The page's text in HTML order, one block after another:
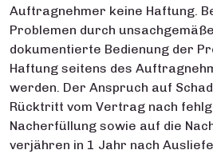
Auftragnehmer keine Haftung.
Problemen durch
dokumentierte Bedienung der
Haftung seitens des
werden. Der Anspruch auf
Rücktritt vom Vertrag nach
Nacherfüllung sowie auf die
verjähren in 1 Jahr nach